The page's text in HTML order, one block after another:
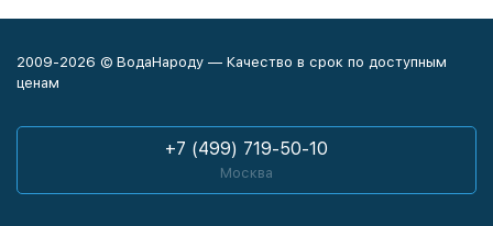
2009-2026 © ВодаНароду — Качество в срок по доступным
ценам
+7 (499) 719-50-10
Москва